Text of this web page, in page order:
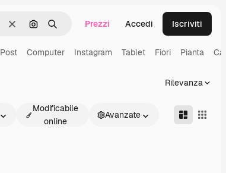
CancellaCerca per immagine
Ricerca Prezzi Accedi Iscriviti
Post Computer Instagram Tablet Fiori Pianta
Rilevanza
Modificabile
online
Avanzate